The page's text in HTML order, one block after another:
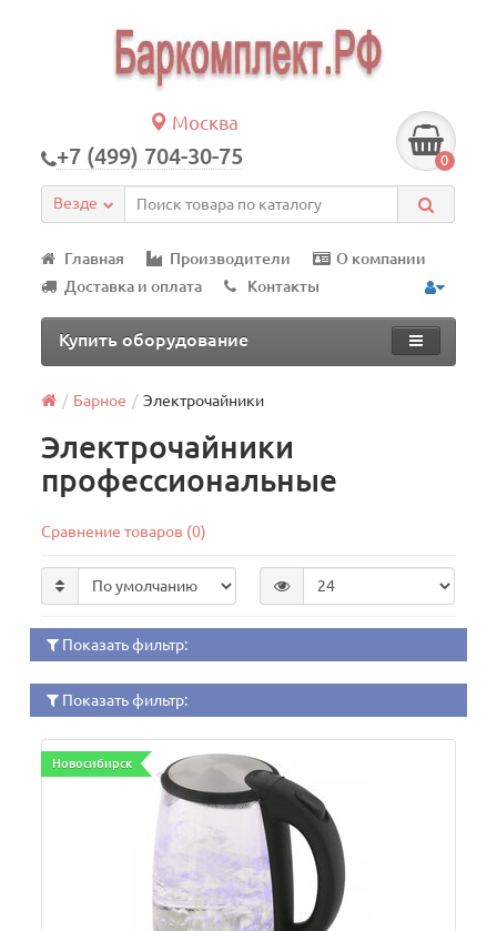
Москва
+7 (499) 704-30-75 0
Везде
Главная Производители
О компании
Доставка и оплата
Контакты
Купить оборудование
Барное Электрочайники
Электрочайники
профессиональные
Сравнение товаров (0)
Показать фильтр:
Показать фильтр:
Новосибирск